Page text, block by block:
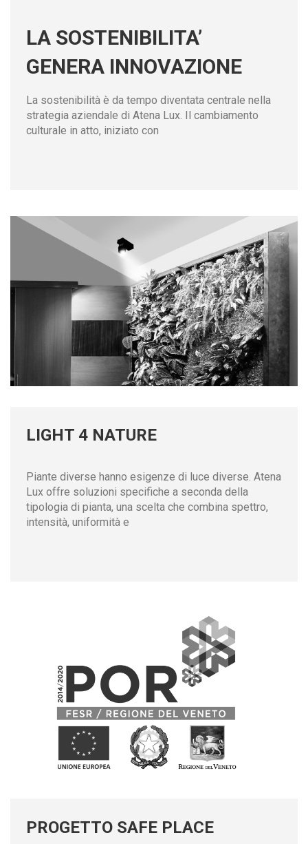
LA SOSTENIBILITA’
GENERA INNOVAZIONE
La sostenibilità è da tempo diventata centrale nella
strategia aziendale di Atena Lux. Il cambiamento
culturale in atto, iniziato con
LIGHT 4 NATURE
Piante diverse hanno esigenze di luce diverse. Atena
Lux offre soluzioni specifiche a seconda della
tipologia di pianta, una scelta che combina spettro,
intensità, uniformità e
PROGETTO SAFE PLACE